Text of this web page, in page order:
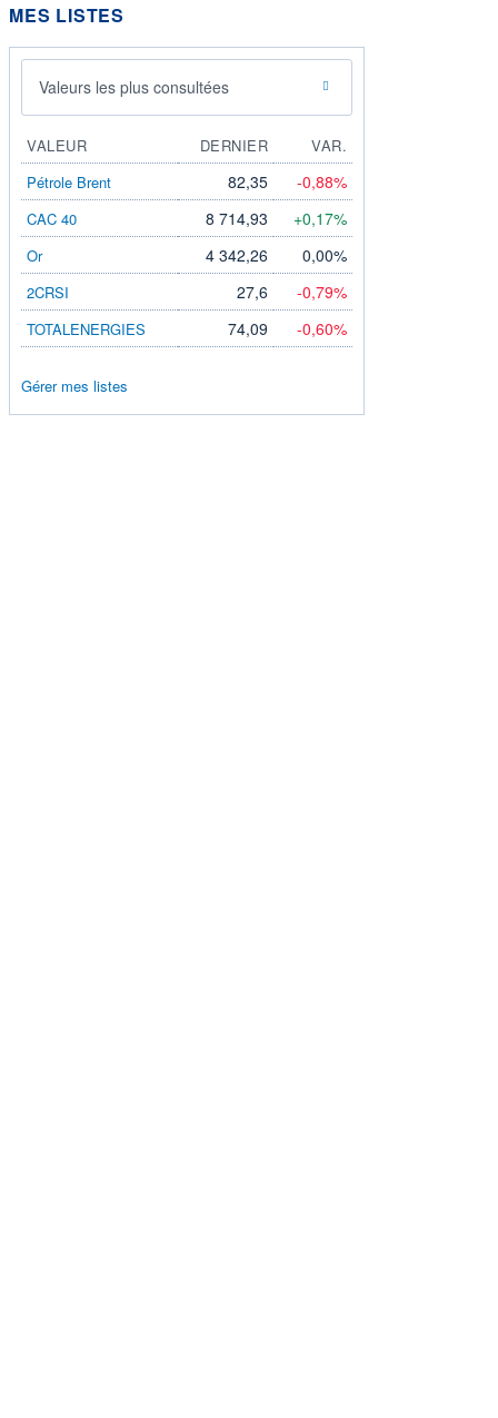
MES LISTES
Valeurs les plus consultées
VALEUR DERNIER
VAR.
Pétrole Brent
82,35 -0,88%
CAC 40 8 714,93 +0,17%
Or 4 342,26 0,00%
2CRSI 27,6 -0,79%
TOTALENERGIES 74,09 -0,60%
Gérer mes listes